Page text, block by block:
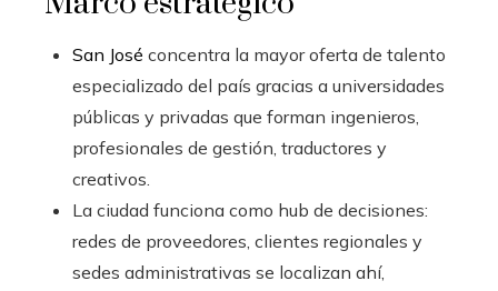
San José concentra la mayor oferta de talento
especializado del país gracias a universidades
públicas y privadas que forman ingenieros,
profesionales de gestión, traductores y
creativos.
La ciudad funciona como hub de decisiones:
redes de proveedores, clientes regionales y
sedes administrativas se localizan ahí,